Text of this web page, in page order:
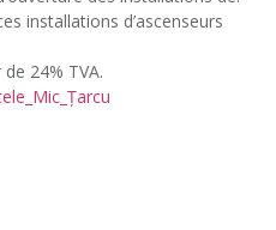
installations d’ascenseurs
24% TVA.